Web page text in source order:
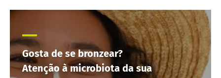
Gosta de se bronzear?
Atenção à microbiota da sua
Descubra mais
produtos
lácteos têm
um ponto
em comum:
são
excelentes
para a...
Ler o